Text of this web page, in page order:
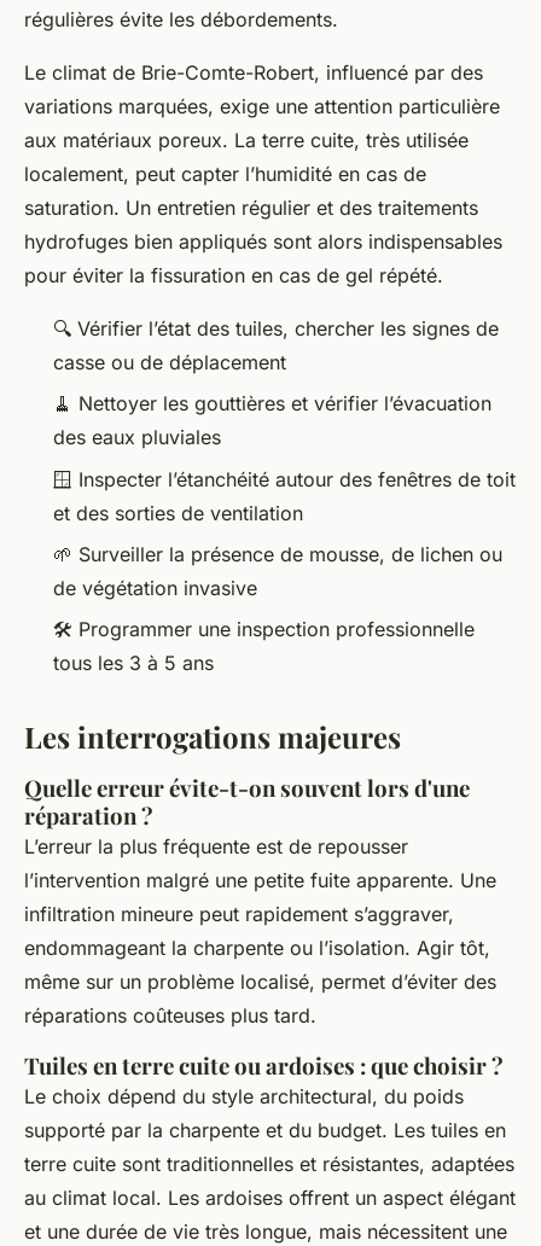
régulières évite les débordements.
Le climat de Brie-Comte-Robert, influencé par des
variations marquées, exige une attention particulière
aux matériaux poreux. La terre cuite, très utilisée
localement, peut capter l’humidité en cas de
saturation. Un entretien régulier et des traitements
hydrofuges bien appliqués sont alors indispensables
pour éviter la fissuration en cas de gel répété.
🔍 Vérifier l’état des tuiles, chercher les signes de
casse ou de déplacement
🧹 Nettoyer les gouttières et vérifier l’évacuation
des eaux pluviales
🪟 Inspecter l’étanchéité autour des fenêtres de toit
et des sorties de ventilation
🌱 Surveiller la présence de mousse, de lichen ou
de végétation invasive
🛠️ Programmer une inspection professionnelle
tous les 3 à 5 ans
Les interrogations majeures
Quelle erreur évite-t-on souvent lors d'une
réparation ?
L’erreur la plus fréquente est de repousser
l’intervention malgré une petite fuite apparente. Une
infiltration mineure peut rapidement s’aggraver,
endommageant la charpente ou l’isolation. Agir tôt,
même sur un problème localisé, permet d’éviter des
réparations coûteuses plus tard.
Tuiles en terre cuite ou ardoises : que choisir ?
Le choix dépend du style architectural, du poids
supporté par la charpente et du budget. Les tuiles en
terre cuite sont traditionnelles et résistantes, adaptées
au climat local. Les ardoises offrent un aspect élégant
et une durée de vie très longue, mais nécessitent une